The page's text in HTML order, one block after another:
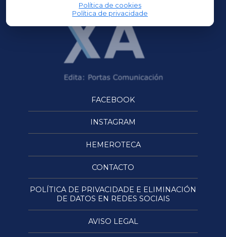
Política de cookies
Política de privacidade
FACEBOOK
INSTAGRAM
HEMEROTECA
CONTACTO
POLÍTICA DE PRIVACIDADE E ELIMINACIÓN
DE DATOS EN REDES SOCIAIS
AVISO LEGAL